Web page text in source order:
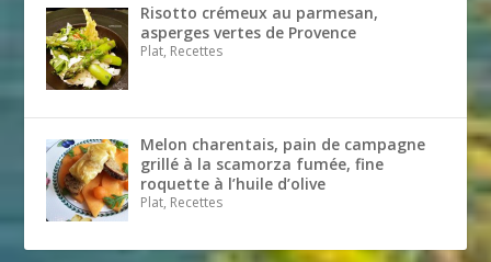
Risotto crémeux au parmesan,
asperges vertes de Provence
Plat, Recettes
Melon charentais, pain de campagne
grillé à la scamorza fumée, fine
roquette à l’huile d’olive
Plat, Recettes